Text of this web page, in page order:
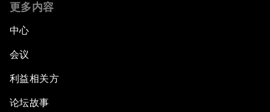
更多内容
中心
会议
利益相关方
论坛故事